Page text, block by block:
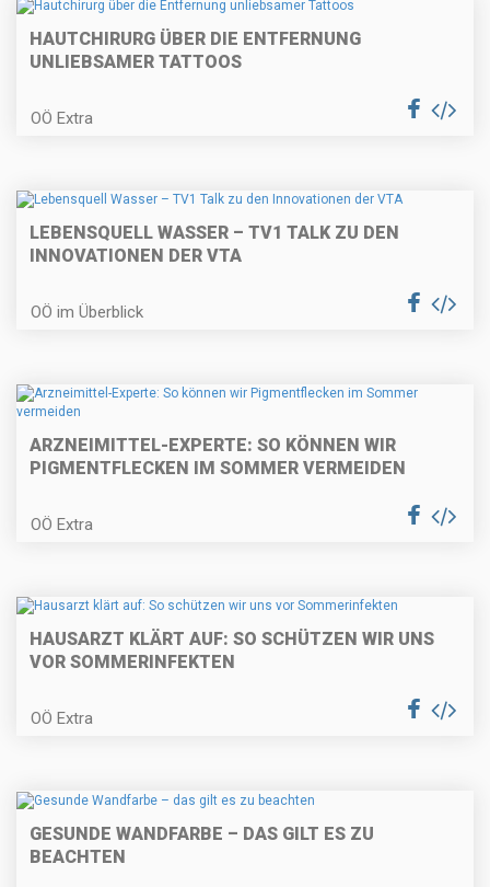
HAUTCHIRURG ÜBER DIE ENTFERNUNG
UNLIEBSAMER TATTOOS
OÖ Extra
LEBENSQUELL WASSER – TV1 TALK ZU DEN
INNOVATIONEN DER VTA
OÖ im Überblick
ARZNEIMITTEL-EXPERTE: SO KÖNNEN WIR
PIGMENTFLECKEN IM SOMMER VERMEIDEN
OÖ Extra
HAUSARZT KLÄRT AUF: SO SCHÜTZEN WIR UNS
VOR SOMMERINFEKTEN
OÖ Extra
GESUNDE WANDFARBE – DAS GILT ES ZU
BEACHTEN